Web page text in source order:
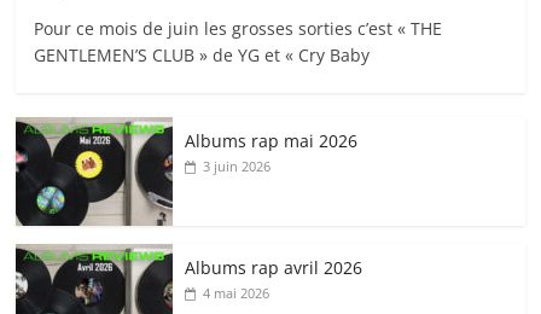
Pour ce mois de juin les grosses sorties c’est « THE
GENTLEMEN’S CLUB » de YG et « Cry Baby
Albums rap mai 2026
3 juin 2026
Albums rap avril 2026
4 mai 2026